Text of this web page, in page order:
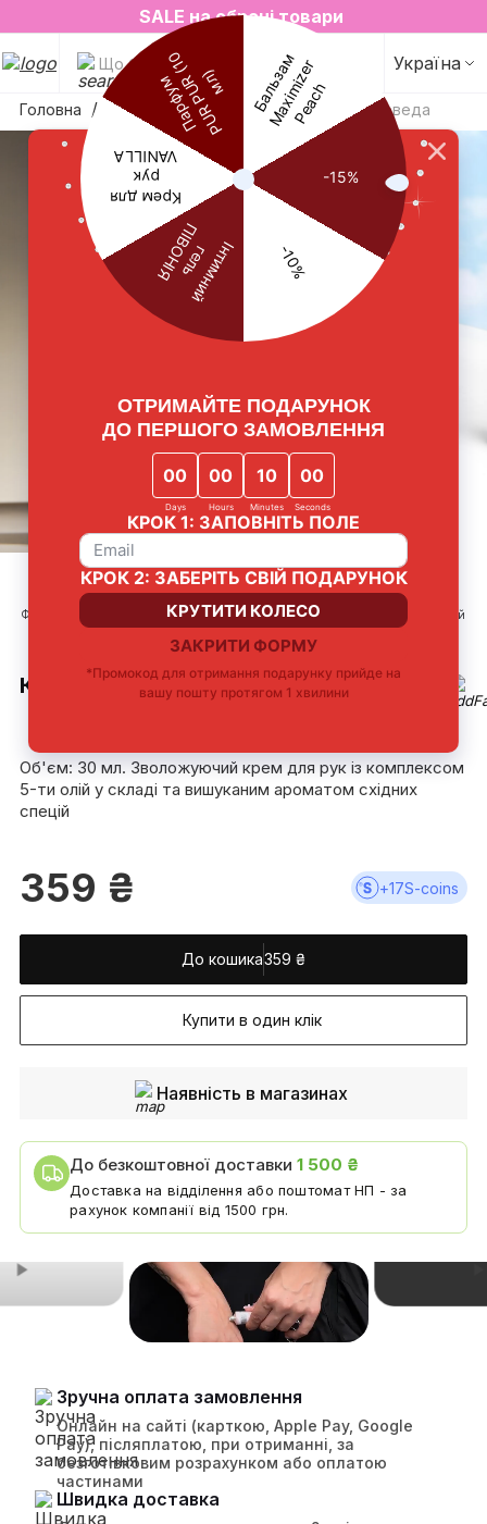
2=3 на улюблені аромати для простору✨
SALE на обрані товари
Що будемо шукати? Україна
Головна Догляд за тілом Крем для рук Аюрведа
Формула збагачена
активами та
Відновлює шкіру
рук
Підтримка
природного бар'єру
шкіри
Яскравий нішевий
аромат
КРЕМ ДЛЯ РУК АЮРВЕДА
Об'єм: 30 мл. Зволожуючий крем для рук із комплексом
5-ти олій у складі та вишуканим ароматом східних
спецій
359 ₴ +17S-coins
До кошика359 ₴
Купити в один клік
Наявність в магазинах
До безкоштовної доставки1 500 ₴
Доставка на відділення або поштомат НП - за
рахунок компанії від 1500 грн.
Зручна оплата замовлення
Онлайн на сайті (карткою, Apple Pay, Google
Pay), післяплатою, при отриманні, за
безготівковим розрахунком або оплатою
частинами
Швидка доставка